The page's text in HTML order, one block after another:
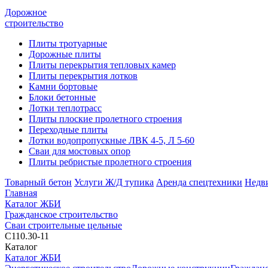
Дорожное
строительство
Плиты тротуарные
Дорожные плиты
Плиты перекрытия тепловых камер
Плиты перекрытия лотков
Камни бортовые
Блоки бетонные
Лотки теплотрасс
Плиты плоские пролетного строения
Переходные плиты
Лотки водопропускные ЛВК 4-5, Л 5-60
Сваи для мостовых опор
Плиты ребристые пролетного строения
Товарный бетон Услуги Ж/Д тупика Аренда спецтехники
Главная
Каталог ЖБИ
Гражданское строительство
Сваи строительные цельные
С110.30-11
Каталог
Каталог ЖБИ